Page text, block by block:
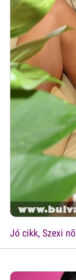
Jó cikk, Szexi nõ